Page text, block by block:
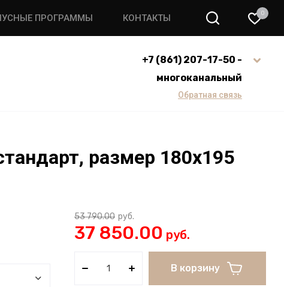
ПРОГРАММЫ КОНТАКТЫ 0
+7 (861) 207-17-50 -
многоканальный
Обратная связь
размер 180х195
53 790.00 руб.
37 850.00 руб.
В корзину